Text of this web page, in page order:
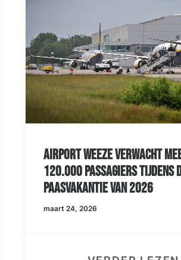
meer dan
de
maart 24,